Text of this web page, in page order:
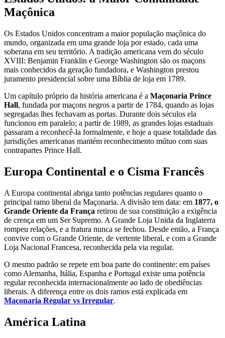
Maçônica
Os Estados Unidos concentram a maior população maçônica do
mundo, organizada em uma grande loja por estado, cada uma
soberana em seu território. A tradição americana vem do século
XVIII: Benjamin Franklin e George Washington são os maçons
mais conhecidos da geração fundadora, e Washington prestou
juramento presidencial sobre uma Bíblia de loja em 1789.
Um capítulo próprio da história americana é a Maçonaria Prince
Hall, fundada por maçons negros a partir de 1784, quando as lojas
segregadas lhes fechavam as portas. Durante dois séculos ela
funcionou em paralelo; a partir de 1989, as grandes lojas estaduais
passaram a reconhecê-la formalmente, e hoje a quase totalidade das
jurisdições americanas mantém reconhecimento mútuo com suas
contrapartes Prince Hall.
Europa Continental e o Cisma Francês
A Europa continental abriga tanto potências regulares quanto o
principal ramo liberal da Maçonaria. A divisão tem data: em 1877, o
Grande Oriente da França retirou de sua constituição a exigência
de crença em um Ser Supremo. A Grande Loja Unida da Inglaterra
rompeu relações, e a fratura nunca se fechou. Desde então, a França
convive com o Grande Oriente, de vertente liberal, e com a Grande
Loja Nacional Francesa, reconhecida pela via regular.
O mesmo padrão se repete em boa parte do continente: em países
como Alemanha, Itália, Espanha e Portugal existe uma potência
regular reconhecida internacionalmente ao lado de obediências
liberais. A diferença entre os dois ramos está explicada em
Maçonaria Regular vs Irregular.
América Latina